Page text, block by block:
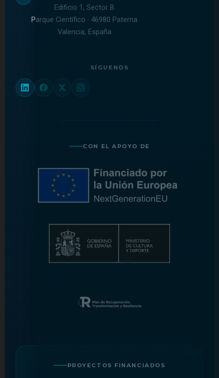
Edificio 1, Sector B
Parque Científico · 46980 Paterna
Valencia, España
SÍGUENOS
CON EL APOYO DE
PROYECTOS FINANCIADOS